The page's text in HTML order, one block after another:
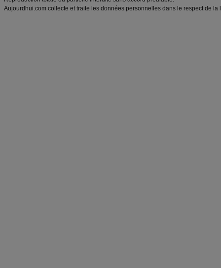
Aujourdhui.com collecte et traite les données personnelles dans le respect de